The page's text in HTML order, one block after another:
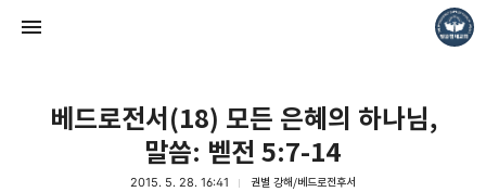
베드로전서(18) 모든 은혜의 하나님,
말씀: 벧전 5:7-14
2015. 5. 28. 16:41 권별 강해/베드로전후서